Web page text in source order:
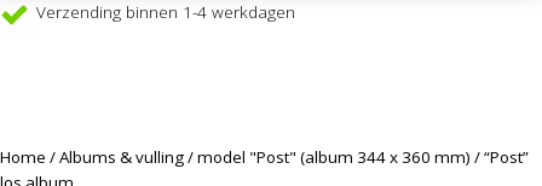
Verzending binnen 1-4 werkdagen
Home /Albums & vulling/model "Post" (album 344 x 360 mm) / “Post”